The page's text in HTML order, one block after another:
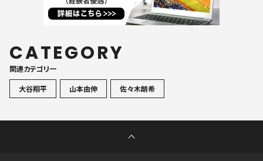
CATEGORY
関連カテゴリ一
大谷翔平
山本由伸 佐々木朗希